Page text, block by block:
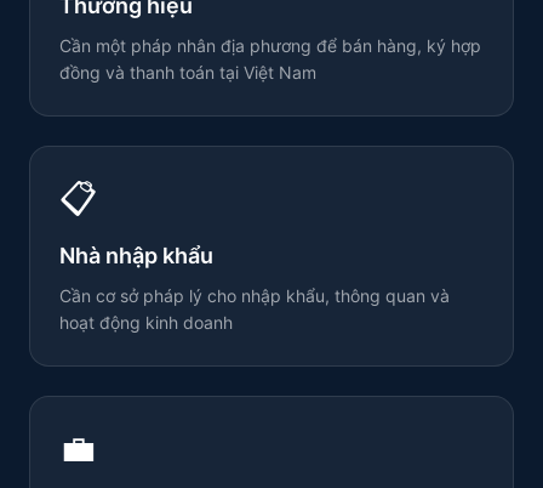
Thương hiệu
Cần một pháp nhân địa phương để bán hàng, ký hợp
đồng và thanh toán tại Việt Nam
📋
Nhà nhập khẩu
Cần cơ sở pháp lý cho nhập khẩu, thông quan và
hoạt động kinh doanh
💼